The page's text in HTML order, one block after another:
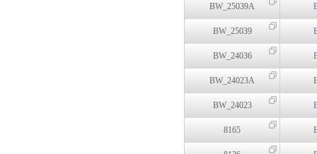
BW_25039A
BW_25039
BW_24036
BW_24023A
BW_24023
8165